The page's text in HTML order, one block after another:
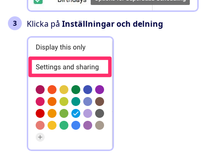
Klicka på Inställningar och delning